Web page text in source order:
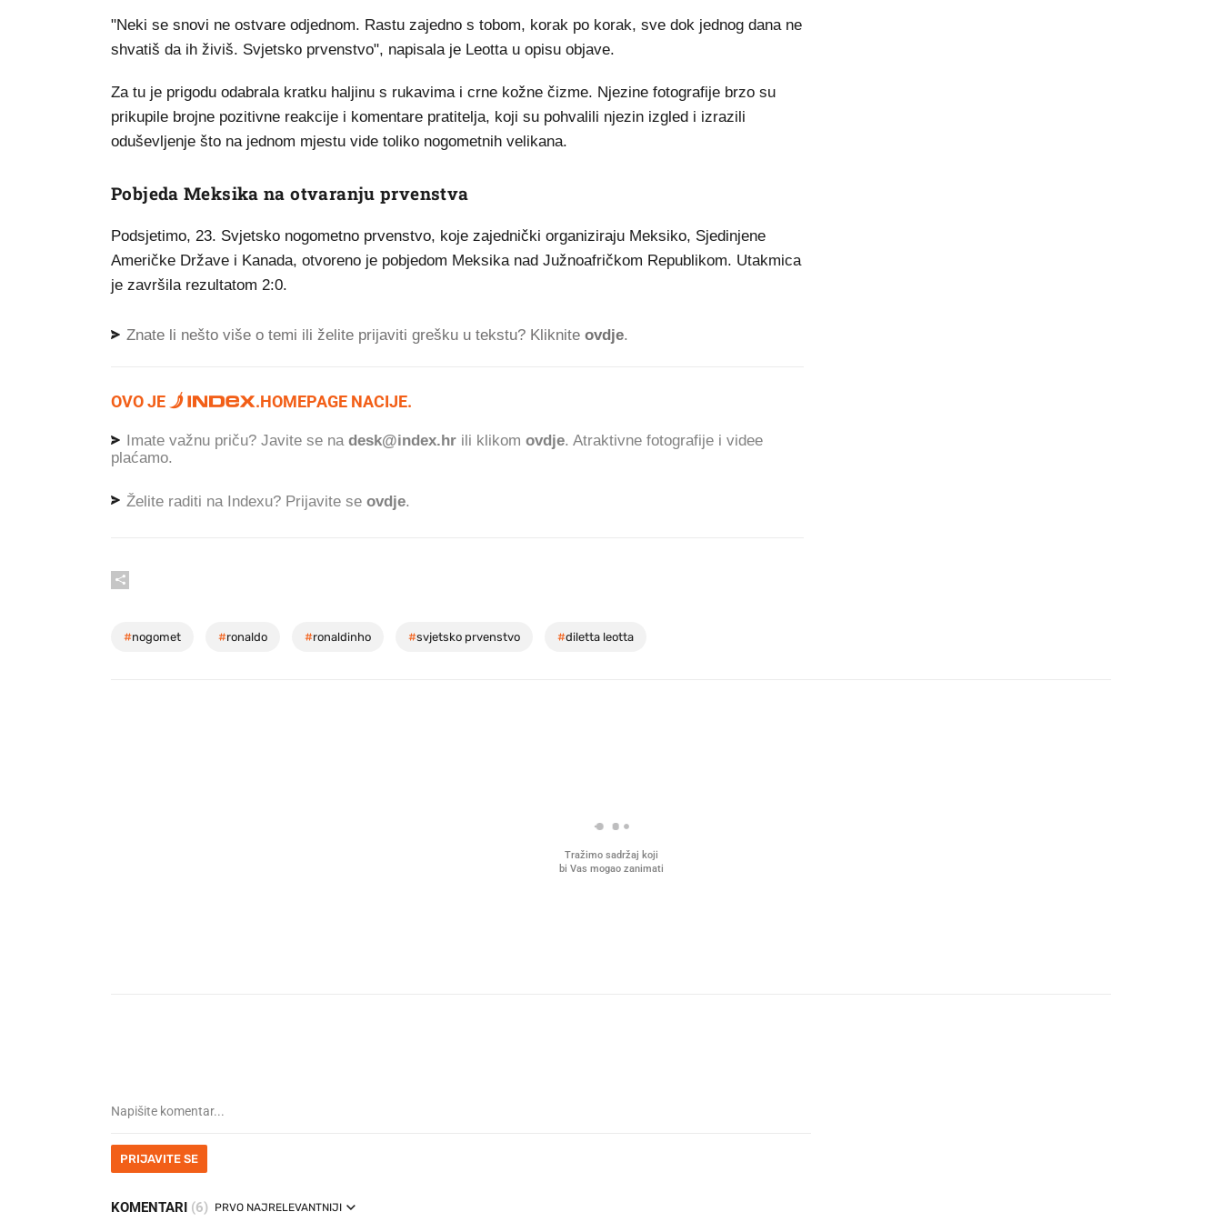
"Neki se snovi ne ostvare odjednom. Rastu zajedno s tobom, korak po korak, sve dok jednog dana ne
shvatiš da ih živiš. Svjetsko prvenstvo", napisala je Leotta u opisu objave.
Za tu je prigodu odabrala kratku haljinu s rukavima i crne kožne čizme. Njezine fotografije brzo su
prikupile brojne pozitivne reakcije i komentare pratitelja, koji su pohvalili njezin izgled i izrazili
oduševljenje što na jednom mjestu vide toliko nogometnih velikana.
Pobjeda Meksika na otvaranju prvenstva
Podsjetimo, 23. Svjetsko nogometno prvenstvo, koje zajednički organiziraju Meksiko, Sjedinjene
Američke Države i Kanada, otvoreno je pobjedom Meksika nad Južnoafričkom Republikom. Utakmica
je završila rezultatom 2:0.
Znate li nešto više o temi ili želite prijaviti grešku u tekstu? Kliknite ovdje.
OVO JE .HOMEPAGE NACIJE.
Imate važnu priču? Javite se na desk@index.hr ili klikom ovdje. Atraktivne fotografije i videe
plaćamo.
Želite raditi na Indexu? Prijavite se ovdje.
#nogomet #ronaldo #ronaldinho #svjetsko prvenstvo #diletta leotta
Tražimo sadržaj koji
bi Vas mogao zanimati
PRIJAVITE SE
KOMENTARI (6) PRVO NAJRELEVANTNIJI